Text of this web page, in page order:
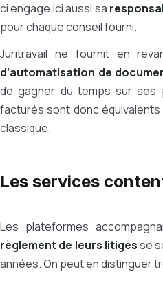
ci engage ici aussi sa
pour chaque conseil fourni.
Juritravail ne fournit en
d’automatisation de
de gagner du temps sur ses
facturés sont donc équivalents
classique.
Les services
Les plateformes
règlement de leurs litigesse
années. On peut en distinguer